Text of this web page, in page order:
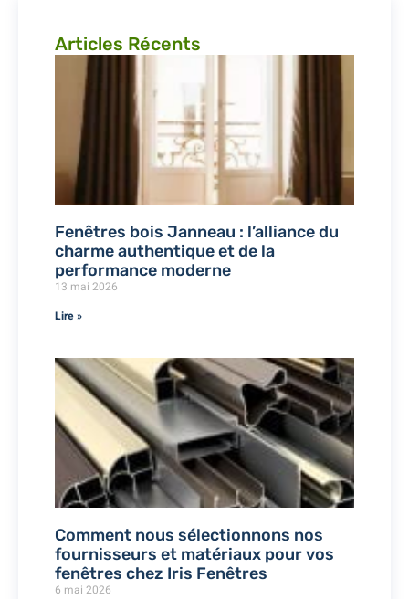
Articles Récents
Fenêtres bois Janneau : l’alliance du
charme authentique et de la
performance moderne
13 mai 2026
Lire »
Comment nous sélectionnons nos
fournisseurs et matériaux pour vos
fenêtres chez Iris Fenêtres
6 mai 2026